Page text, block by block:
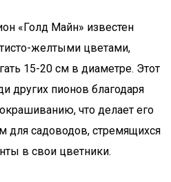
«Голд Майн» известен
желтыми цветами,
15-20 см в диаметре. Этот
других пионов благодаря
что делает его
для садоводов, стремящихся
в свои цветники.